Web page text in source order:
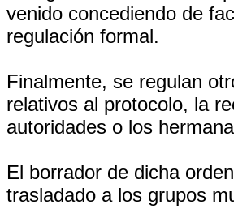
venido concediendo de
regulación formal.
Finalmente, se regulan
relativos al protocolo, la
autoridades o los
El borrador de dicha
trasladado a los grupos